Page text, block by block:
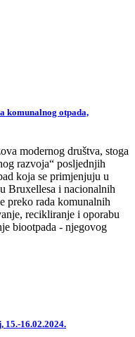
komunalnog otpada,
modernog društva, stoga
razvoja“ posljednjih
koja se primjenjuju u
Bruxellesa i nacionalnih
preko rada komunalnih
recikliranje i oporabu
biootpada - njegovog
16.02.2024.